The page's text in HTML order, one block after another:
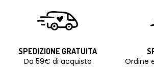
SPEDIZIONE GRATUITA
Da 59€ di acquisto
Ordine